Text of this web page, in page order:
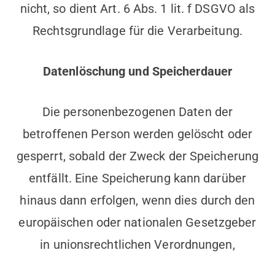
nicht, so dient Art. 6 Abs. 1 lit. f DSGVO als
Rechtsgrundlage für die Verarbeitung.
Datenlöschung und Speicherdauer
Die personenbezogenen Daten der
betroffenen Person werden gelöscht oder
gesperrt, sobald der Zweck der Speicherung
entfällt. Eine Speicherung kann darüber
hinaus dann erfolgen, wenn dies durch den
europäischen oder nationalen Gesetzgeber
in unionsrechtlichen Verordnungen,